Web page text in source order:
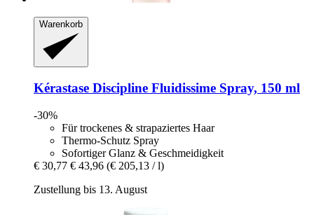
Warenkorb
Kérastase Discipline Fluidissime Spray, 150 ml
-30%
Für trockenes & strapaziertes Haar
Thermo-Schutz Spray
Sofortiger Glanz & Geschmeidigkeit
€ 30,77 € 43,96 (€ 205,13 / l)
Zustellung bis 13. August